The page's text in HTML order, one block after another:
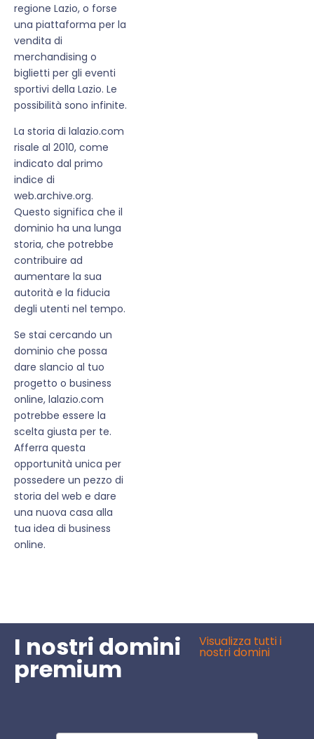
regione Lazio, o forse
una piattaforma per la
vendita di
merchandising o
biglietti per gli eventi
sportivi della Lazio. Le
possibilità sono infinite.
La storia di lalazio.com
risale al 2010, come
indicato dal primo
indice di
web.archive.org.
Questo significa che il
dominio ha una lunga
storia, che potrebbe
contribuire ad
aumentare la sua
autorità e la fiducia
degli utenti nel tempo.
Se stai cercando un
dominio che possa
dare slancio al tuo
progetto o business
online, lalazio.com
potrebbe essere la
scelta giusta per te.
Afferra questa
opportunità unica per
possedere un pezzo di
storia del web e dare
una nuova casa alla
tua idea di business
online.
I nostri domini
premium
Visualizza tutti i
nostri domini